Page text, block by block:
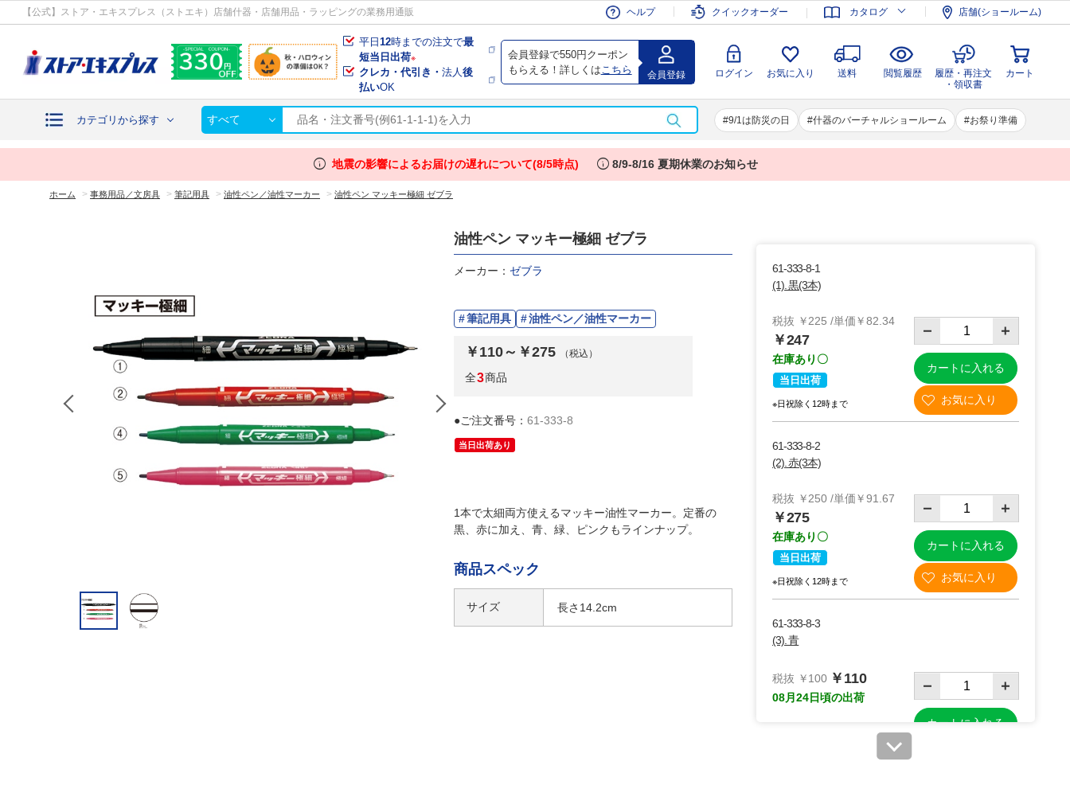
【公式】ストア・エキスプレス（ストエキ）店舗什器・店舗用品・ラッピングの業務用通販 ヘルプ クイックオーダー カタログ 店舗(ショールーム)
平日12時までの注文で最
短当日出荷※
クレカ・代引き・法人後
払いOK
会員登録で550円クーポン
もらえる！詳しくは こちら 会員登録 ログイン お気に入り 送料 閲覧履歴
履歴・再注文
・領収書
カート
カテゴリから探す すべて 9/1は防災の日 什器のバーチャルショールーム お祭り準備
会員登録 ログイン お気に入り 送料 閲覧履歴
履歴・再注文
・領収書
カート
info 地震の影響によるお届けの遅れについて(8/5時点) info 8/9-8/16 夏期休業のお知らせ
ホーム > 事務用品／文房具 > 筆記用具 > 油性ペン／油性マーカー > 油性ペン マッキー極細 ゼブラ
油性ペン マッキー極細 ゼブラ
メーカー： ゼブラ
筆記用具 油性ペン／油性マーカー
￥110～￥275 （税込）
全3商品
●ご注文番号： 61-333-8
当日出荷あり
1本で太細両方使えるマッキー油性マーカー。定番の
黒、赤に加え、青、緑、ピンクもラインナップ。
商品スペック
サイズ 長さ14.2cm
61-333-8-1
(1). 黒(3本)
税抜 ￥225 /単価￥82.34
￥247
在庫あり〇
当日出荷
※日祝除く12時まで
カートに入れる
61-333-8-2
(2). 赤(3本)
税抜 ￥250 /単価￥91.67
￥275
在庫あり〇
当日出荷
※日祝除く12時まで
カートに入れる
61-333-8-3
(3). 青
税抜 ￥100 ￥110
08月24日頃の出荷
カートに入れる